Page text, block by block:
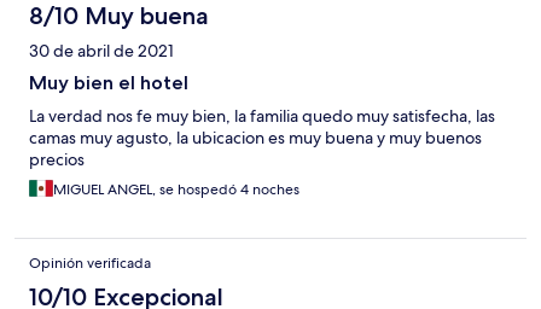
8/10 Muy buena
30 de abril de 2021
Muy bien el hotel
La verdad nos fe muy bien, la familia quedo muy satisfecha, las
camas muy agusto, la ubicacion es muy buena y muy buenos
precios
MIGUEL ANGEL, se hospedó 4 noches
Opinión verificada
10/10 Excepcional